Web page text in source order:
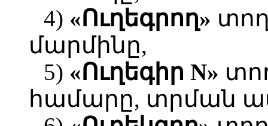
4) «Ուղեգրող»
մարմինը,
5) «Ուղեգիր N»
համարը, տրման